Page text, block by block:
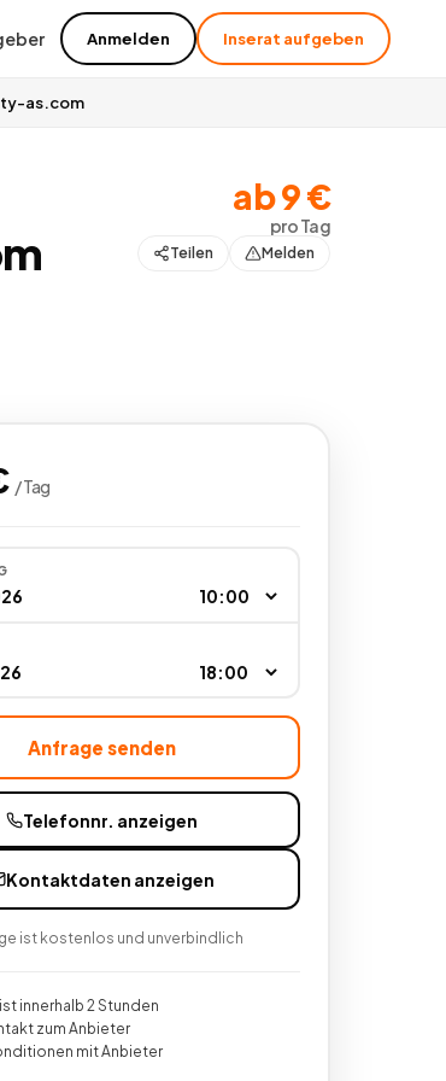
Anmelden Inserat aufgeben
as.com
ab9€
proTag
Teilen Melden
/Tag
Anfrage senden
Telefonnr. anzeigen
Kontaktdaten anzeigen
ist kostenlos und unverbindlich
innerhalb 2 Stunden
zum Anbieter
mit Anbieter